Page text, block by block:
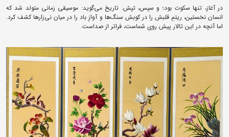
در آغاز، تنها سکوت بود؛ و سپس، تپش. تاریخ می‌گوید: موسیقی زمانی متولد شد که
انسان نخستین، ریتمِ قلبش را در کوبش سنگ‌ها و آوازِ باد را در میان نی‌زارها کشف کرد.
اما آنچه در این تالار پیش روی شماست، فراتر از صداست.